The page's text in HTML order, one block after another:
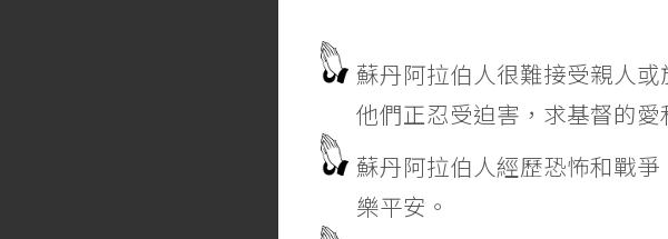
蘇丹阿拉伯人很難接受親人
他們正忍受迫害，求基督的
蘇丹阿拉伯人經歷恐怖和戰
樂平安。